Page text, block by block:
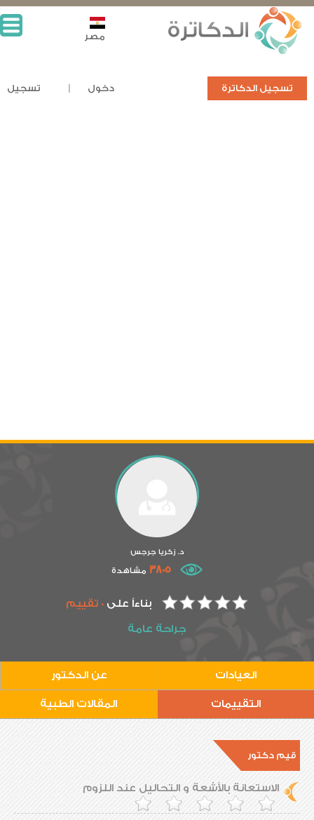
تسجيل الدكاترة دخول تسجيل
مصر
د. زكريا جرجس
3805 مشاهدة
بناءاً على0 تقييم
جراحة عامة
العيادات عن الدكتور
التقييمات المقالات الطبية
قيم دكتور
الاستعانة بالأشعة و التحاليل عند اللزوم